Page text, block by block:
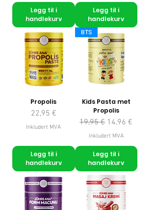
Legg til i
handlekurv
Legg til i
handlekurv
Propolis
Pris
22,95 €
Inkludert MVA
Legg til i
handlekurv
BTS
Kids Pasta met
Propolis
Vanlig pris
19,95 € Salgspris
14,96 €
Inkludert MVA
Legg til i
handlekurv